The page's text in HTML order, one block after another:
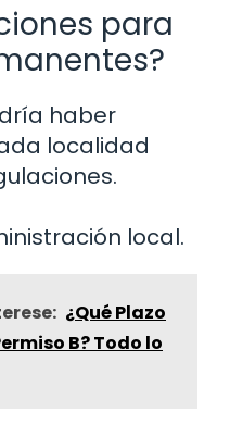
para
haber
localidad
local.
¿Qué Plazo
B? Todo lo